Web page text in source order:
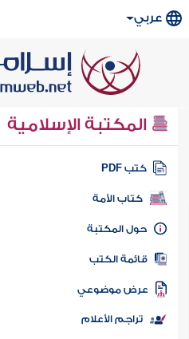
عربي
المكتبة الإسلامية
كتب PDF
كتاب الأمة
المكتبة
الكتب
موضوعي